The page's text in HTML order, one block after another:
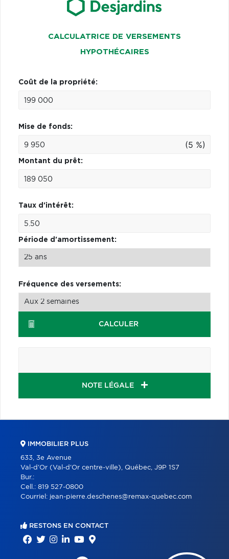
CALCULATRICE DE VERSEMENTS
HYPOTHÉCAIRES
Coût de la propriété:
Mise de fonds:
(5 %)
Montant du prêt:
Taux d'intérêt:
Période d'amortissement:
Fréquence des versements:
CALCULER
NOTE LÉGALE
IMMOBILIER PLUS
633, 3e Avenue
Val-d'Or (Val-d'Or centre-ville), Québec, J9P 1S7
Bur.:
Cell.: 819 527-0800
Courriel: jean-pierre.deschenes@remax-quebec.com
RESTONS EN CONTACT